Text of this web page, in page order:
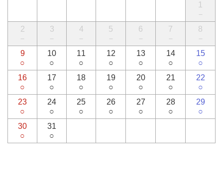
1
－
2
－
3
－
4
－
5
－
6
－
7
－
8
－
9
○
10
○
11
○
12
○
13
○
14
○
15
○
16
○
17
○
18
○
19
○
20
○
21
○
22
○
23
○
24
○
25
○
26
○
27
○
28
○
29
○
30
○
31
○